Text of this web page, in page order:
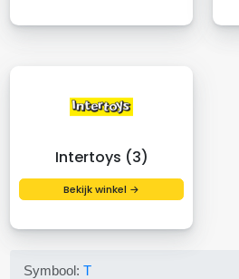
Intertoys (3)
Bekijk winkel →
Symbool:T